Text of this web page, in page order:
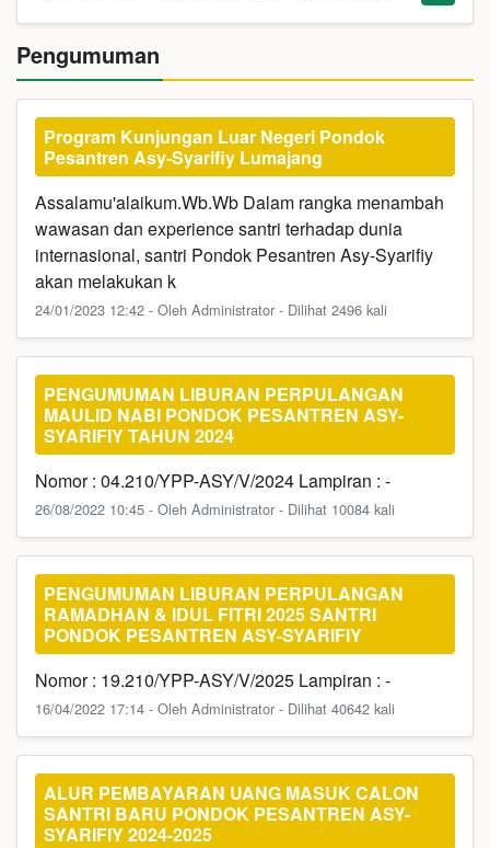
Pengumuman
Program Kunjungan Luar Negeri Pondok
Pesantren Asy-Syarifiy Lumajang
Assalamu'alaikum.Wb.Wb Dalam rangka menambah
wawasan dan experience santri terhadap dunia
internasional, santri Pondok Pesantren Asy-Syarifiy
akan melakukan k
24/01/2023 12:42 - Oleh Administrator - Dilihat 2496 kali
PENGUMUMAN LIBURAN PERPULANGAN
MAULID NABI PONDOK PESANTREN ASY-
SYARIFIY TAHUN 2024
Nomor : 04.210/YPP-ASY/V/2024 Lampiran : -
26/08/2022 10:45 - Oleh Administrator - Dilihat 10084 kali
PENGUMUMAN LIBURAN PERPULANGAN
RAMADHAN & IDUL FITRI 2025 SANTRI
PONDOK PESANTREN ASY-SYARIFIY
Nomor : 19.210/YPP-ASY/V/2025 Lampiran : -
16/04/2022 17:14 - Oleh Administrator - Dilihat 40642 kali
ALUR PEMBAYARAN UANG MASUK CALON
SANTRI BARU PONDOK PESANTREN ASY-
SYARIFIY 2024-2025